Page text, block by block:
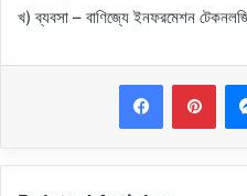
খ) ব্যবসা – বাণিজ্যে ইনফরমেশন